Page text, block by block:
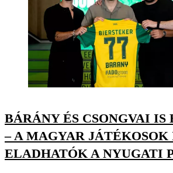
BÁRÁNY ÉS CSONGVAI
– A MAGYAR JÁTÉKOSOK
ELADHATÓK A NYUGATI